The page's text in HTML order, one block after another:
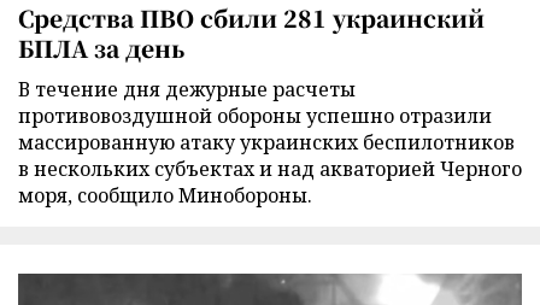
Средства ПВО сбили 281 украинский
БПЛА за день
В течение дня дежурные расчеты
противовоздушной обороны успешно отразили
массированную атаку украинских беспилотников
в нескольких субъектах и над акваторией Черного
моря, сообщило Минобороны.